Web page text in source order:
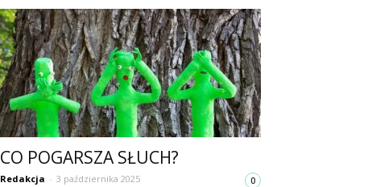
CO POGARSZA SŁUCH?
Redakcja - 3 października 2025 0